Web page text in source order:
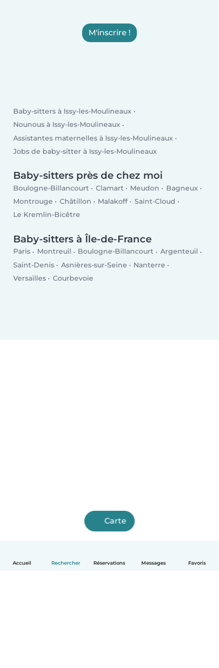
Accueil Rechercher Réservations Messages Favoris
M'inscrire !
Baby-sitters à Issy-les-Moulineaux
Nounous à Issy-les-Moulineaux
Assistantes maternelles à Issy-les-Moulineaux
Jobs de baby-sitter à Issy-les-Moulineaux
Baby-sitters près de chez moi
Boulogne-Billancourt Clamart Meudon
Bagneux
Montrouge
Châtillon Malakoff
Saint-Cloud
Le Kremlin-Bicêtre
Baby-sitters à Île-de-France
Paris Montreuil Boulogne-Billancourt
Argenteuil
Saint-Denis
Asnières-sur-Seine
Nanterre
Versailles
Courbevoie
Carte